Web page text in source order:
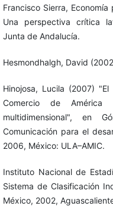
Francisco Sierra,
Una perspectiva crítica
Junta de Andalucía.
Hesmondhalgh, David
Hinojosa, Lucila (2007)
Comercio de
multidimensional", en
Comunicación para el
2006, México: ULA–AMIC.
Instituto Nacional de
Sistema de Clasificación
México, 2002,